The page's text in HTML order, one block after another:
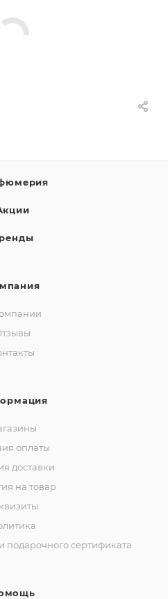
оплаты
доставки
на товар
подарочного сертификата